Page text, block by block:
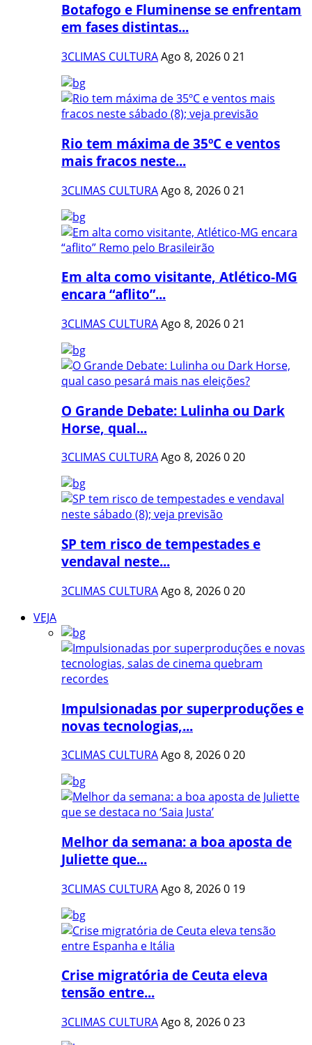
Botafogo e Fluminense se enfrentam
em fases distintas...
3CLIMAS CULTURAAgo 8, 2026021
Rio tem máxima de 35ºC e ventos
mais fracos neste...
3CLIMAS CULTURAAgo 8, 2026021
Em alta como visitante, Atlético-MG
encara “aflito”...
3CLIMAS CULTURAAgo 8, 2026021
O Grande Debate: Lulinha ou Dark
Horse, qual...
3CLIMAS CULTURAAgo 8, 2026020
SP tem risco de tempestades e
vendaval neste...
3CLIMAS CULTURAAgo 8, 2026020
VEJA
Impulsionadas por superproduções e
novas tecnologias,...
3CLIMAS CULTURAAgo 8, 2026020
Melhor da semana: a boa aposta de
Juliette que...
3CLIMAS CULTURAAgo 8, 20260 19
Crise migratória de Ceuta eleva
tensão entre...
3CLIMAS CULTURAAgo 8, 2026023